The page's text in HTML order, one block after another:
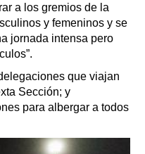
a los gremios de la
y femeninos y se
jornada intensa pero
que viajan
Sección; y
para albergar a todos